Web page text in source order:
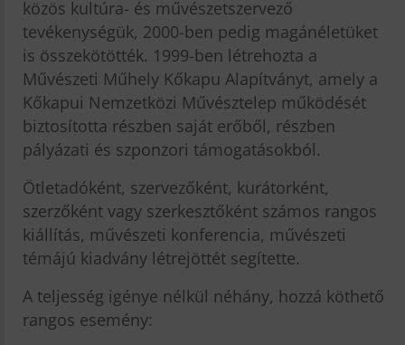
közös kultúra- és művészetszervező
tevékenységük, 2000-ben pedig magánéletüket
is összekötötték. 1999-ben létrehozta a
Művészeti Műhely Kőkapu Alapítványt, amely a
Kőkapui Nemzetközi Művésztelep működését
biztosította részben saját erőből, részben
pályázati és szponzori támogatásokból.
Ötletadóként, szervezőként, kurátorként,
szerzőként vagy szerkesztőként számos rangos
kiállítás, művészeti konferencia, művészeti
témájú kiadvány létrejöttét segítette.
A teljesség igénye nélkül néhány, hozzá köthető
rangos esemény: